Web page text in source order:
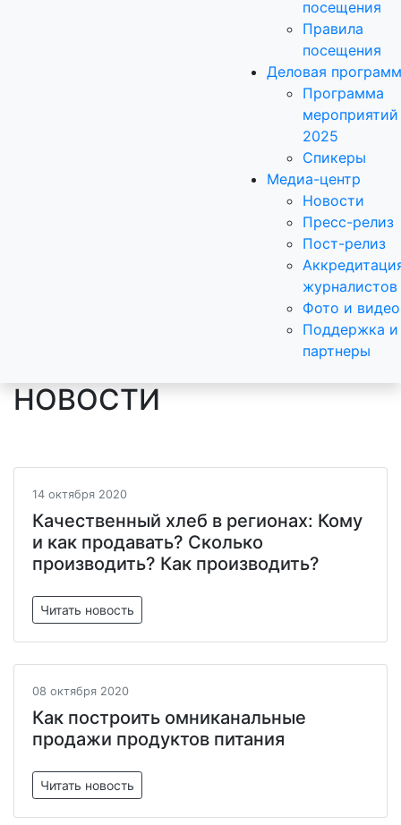
посещения
Правила
посещения
Деловая
Программа
мероприятий
2025
Спикеры
Медиа-центр
Новости
Пресс-релиз
Пост-релиз
журналистов
Фото и видео
Поддержка и
партнеры
НОВОСТИ
14 октября 2020
Качественный хлеб в регионах: Кому
и как продавать? Сколько
производить? Как производить?
Читать новость
08 октября 2020
Как построить омниканальные
продажи продуктов питания
Читать новость